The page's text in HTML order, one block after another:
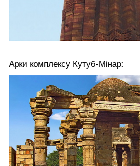
Арки комплексу Кутуб-Мінар: